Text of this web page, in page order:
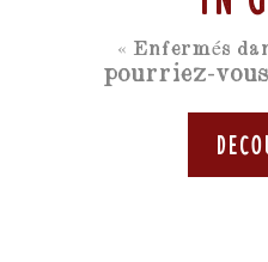
« Enfermés
pourriez-